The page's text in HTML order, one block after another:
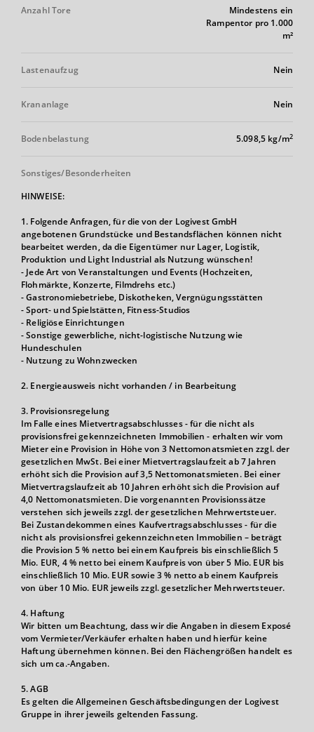
Anzahl Tore
Mindestens ein
Rampentor pro 1.000
m²
Lastenaufzug Nein
Krananlage Nein
Bodenbelastung 5.098,5 kg/m2
Sonstiges/Besonderheiten
HINWEISE:
1. Folgende Anfragen, für die von der Logivest GmbH
angebotenen Grundstücke und Bestandsflächen können nicht
bearbeitet werden, da die Eigentümer nur Lager, Logistik,
Produktion und Light Industrial als Nutzung wünschen!
- Jede Art von Veranstaltungen und Events (Hochzeiten,
Flohmärkte, Konzerte, Filmdrehs etc.)
- Gastronomiebetriebe, Diskotheken, Vergnügungsstätten
- Sport- und Spielstätten, Fitness-Studios
- Religiöse Einrichtungen
- Sonstige gewerbliche, nicht-logistische Nutzung wie
Hundeschulen
- Nutzung zu Wohnzwecken
2. Energieausweis nicht vorhanden / in Bearbeitung
3. Provisionsregelung
Im Falle eines Mietvertragsabschlusses - für die nicht als
provisionsfrei gekennzeichneten Immobilien - erhalten wir vom
Mieter eine Provision in Höhe von 3 Nettomonatsmieten zzgl. der
gesetzlichen MwSt. Bei einer Mietvertragslaufzeit ab 7 Jahren
erhöht sich die Provision auf 3,5 Nettomonatsmieten. Bei einer
Mietvertragslaufzeit ab 10 Jahren erhöht sich die Provision auf
4,0 Nettomonatsmieten. Die vorgenannten Provisionssätze
verstehen sich jeweils zzgl. der gesetzlichen Mehrwertsteuer.
Bei Zustandekommen eines Kaufvertragsabschlusses - für die
nicht als provisionsfrei gekennzeichneten Immobilien – beträgt
die Provision 5 % netto bei einem Kaufpreis bis einschließlich 5
Mio. EUR, 4 % netto bei einem Kaufpreis von über 5 Mio. EUR bis
einschließlich 10 Mio. EUR sowie 3 % netto ab einem Kaufpreis
von über 10 Mio. EUR jeweils zzgl. gesetzlicher Mehrwertsteuer.
4. Haftung
Wir bitten um Beachtung, dass wir die Angaben in diesem Exposé
vom Vermieter/Verkäufer erhalten haben und hierfür keine
Haftung übernehmen können. Bei den Flächengrößen handelt es
sich um ca.-Angaben.
5. AGB
Es gelten die Allgemeinen Geschäftsbedingungen der Logivest
Gruppe in ihrer jeweils geltenden Fassung.